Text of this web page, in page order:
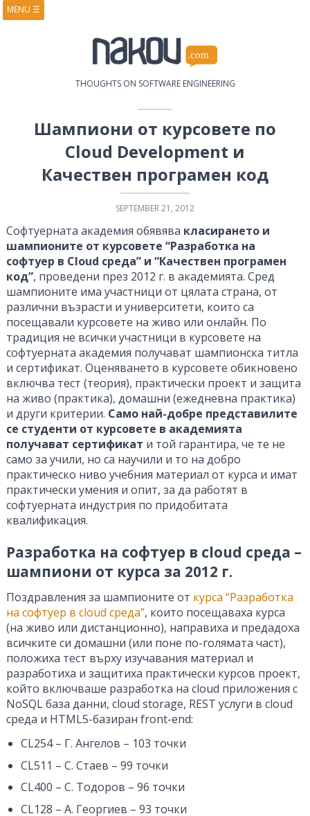
MENU ☰
COURSES
RESEARCH
PUBLICATIONS
THOUGHTS ON SOFTWARE ENGINEERING
Шампиони от курсовете по
Cloud Development и
Качествен програмен код
SEPTEMBER 21, 2012
Софтуерната академия обявява класирането и
шампионите от курсовете “Разработка на
софтуер в Cloud среда” и “Качествен програмен
код”, проведени през 2012 г. в академията. Сред
шампионите има участници от цялата страна, от
различни възрасти и университети, които са
посещавали курсовете на живо или онлайн. По
традиция не всички участници в курсовете на
софтуерната академия получават шампионска титла
и сертификат. Оценяването в курсовете обикновено
включва тест (теория), практически проект и защита
на живо (практика), домашни (ежедневна практика)
и други критерии. Само най-добре представилите
се студенти от курсовете в академията
получават сертификат и той гарантира, че те не
само за учили, но са научили и то на добро
практическо ниво учебния материал от курса и имат
практически умения и опит, за да работят в
софтуерната индустрия по придобитата
квалификация.
Разработка на софтуер в cloud среда –
шампиони от курса за 2012 г.
Поздравления за шампионите от курса “Разработка
на софтуер в cloud среда”, които посещаваха курса
(на живо или дистанционно), направиха и предадоха
всичките си домашни (или поне по-голямата част),
положиха тест върху изучавания материал и
разработиха и защитиха практически курсов проект,
който включваше разработка на cloud приложения с
NoSQL база данни, cloud storage, REST услуги в cloud
среда и HTML5-базиран front-end:
CL254 – Г. Ангелов – 103 точки
CL511 – С. Стаев – 99 точки
CL400 – С. Тодоров – 96 точки
CL128 – А. Георгиев – 93 точки